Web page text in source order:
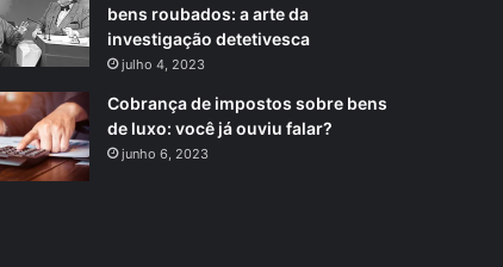
bens roubados: a arte da
investigação detetivesca
julho 4, 2023
Cobrança de impostos sobre bens
de luxo: você já ouviu falar?
junho 6, 2023